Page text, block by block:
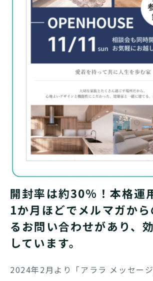
開封率は約30%！本格運
1か月ほどでメルマガか
るお問い合わせがあり、
しています。
2024年2月より「アララ メッセージ